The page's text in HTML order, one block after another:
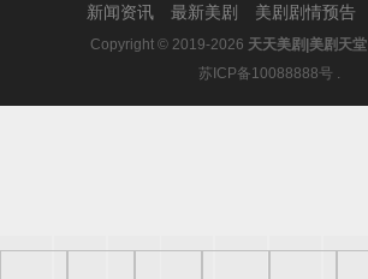
新闻资讯 最新美剧 美剧剧情预告
Copyright © 2019-2026 天天美剧|美剧天堂
苏ICP备10088888号